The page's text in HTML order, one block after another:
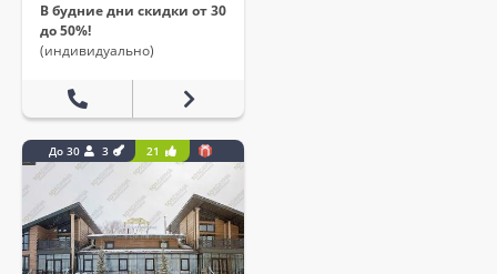
В будние дни скидки от 30
до 50%!
(индивидуально)
До 30 3 21